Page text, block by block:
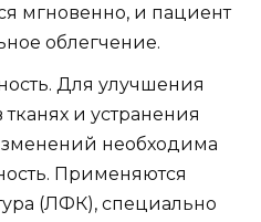
мгновенно, и пациент
облегчение.
Для улучшения
и устранения
необходима
Применяются
(ЛФК), специально